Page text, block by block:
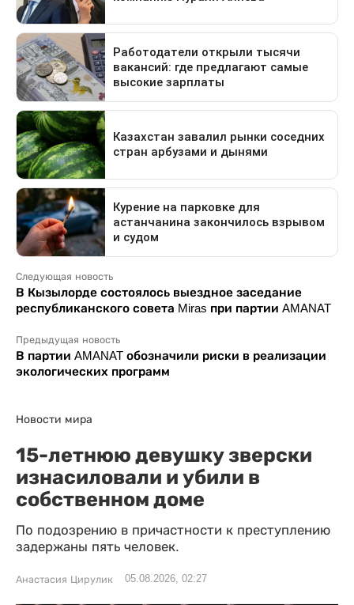
Следующая новость
В Кызылорде состоялось выездное заседание
республиканского совета Miras при партии AMANAT
Предыдущая новость
В партии AMANAT обозначили риски в реализации
экологических программ
Новости мира
15-летнюю девушку зверски
изнасиловали и убили в
собственном доме
По подозрению в причастности к преступлению
задержаны пять человек.
Анастасия Цирулик 05.08.2026, 02:27